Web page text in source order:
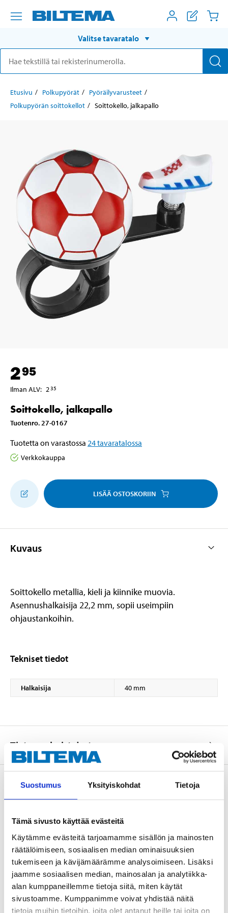
Suostumus Yksityiskohdat Tietoja
Tämä sivusto käyttää evästeitä
Käytämme evästeitä tarjoamamme sisällön ja mainosten
räätälöimiseen, sosiaalisen median ominaisuuksien
tukemiseen ja kävijämäärämme analysoimiseen. Lisäksi
jaamme sosiaalisen median, mainosalan ja analytiikka-
alan kumppaneillemme tietoja siitä, miten käytät
sivustoamme. Kumppanimme voivat yhdistää näitä
tietoja muihin tietoihin, joita olet antanut heille tai joita on
Valitse tavaratalo
Etusivu Polkupyörät
Pyöräilyvarusteet
Polkupyörän soittokellot
Soittokello, jalkapallo
295
Ilman ALV: 235
Soittokello, jalkapallo
Tuotenro. 27-0167
Tuotetta on varastossa 24tavaratalossa
Verkkokauppa
LISÄÄ OSTOSKORIIN
Kuvaus
Soittokello metallia, kieli ja kiinnike muovia.
Asennushalkaisija 22,2 mm, sopii useimpiin
ohjaustankoihin.
Tekniset tiedot
Halkaisija 40 mm
Tietoa valmistajasta
Osta verkosta ja nouda tavaratalosta jo 2 tunnin kuluttua!
LUE LISÄÄ
Muut asiakkaat ostivat myös